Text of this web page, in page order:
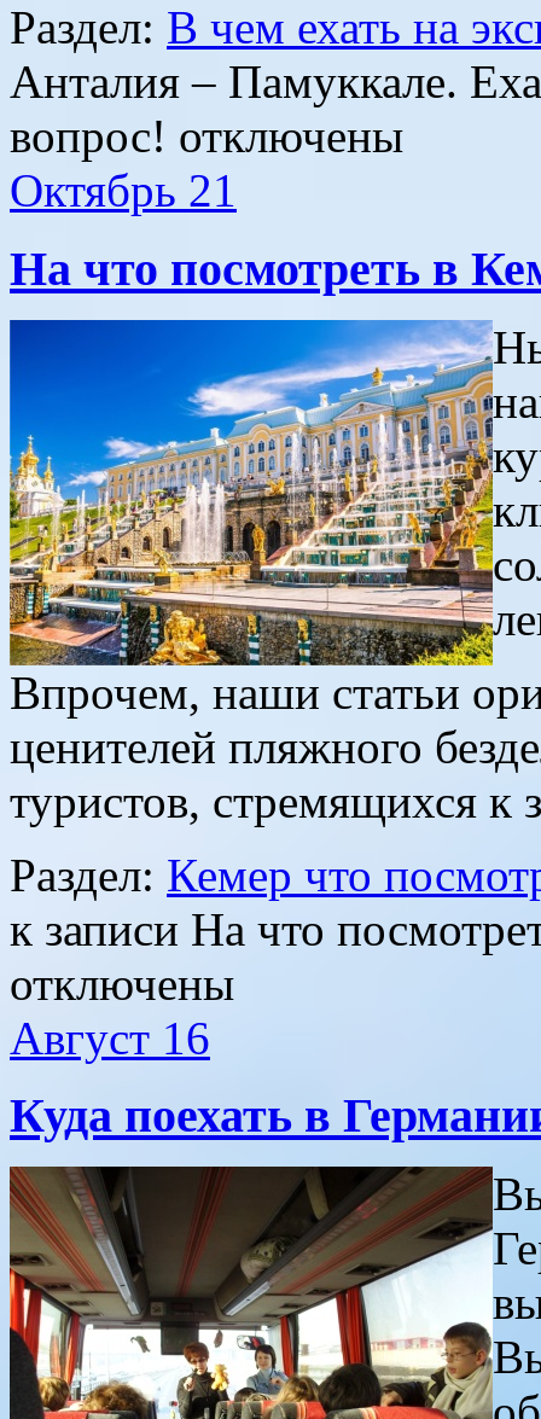
Раздел: В чем ехать на
Анталия – Памуккале.
вопрос! отключены
Октябрь 21
На что посмотреть в
Впрочем, наши статьи
ценителей пляжного
туристов, стремящихся к
Раздел: Кемер что
к записи На что
отключены
Август 16
Куда поехать в